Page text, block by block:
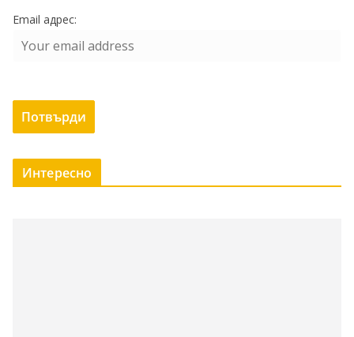
Email адрес:
Интересно